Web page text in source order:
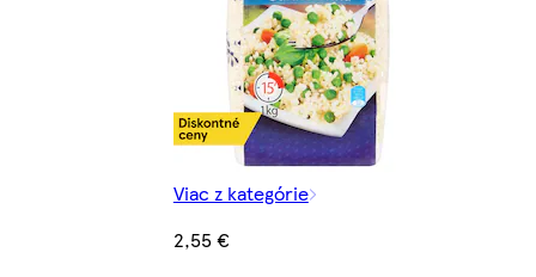
Viac z kategórie
2,55 €